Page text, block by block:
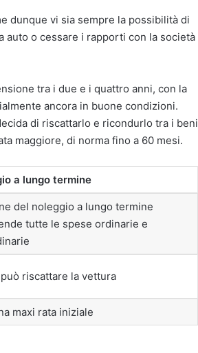
dunque vi sia sempre la possibilità di
auto o cessare i rapporti con la società
tra i due e i quattro anni, con la
ancora in buone condizioni.
di riscattarlo e ricondurlo tra i beni
maggiore, di norma fino a 60 mesi.
a lungo termine
del noleggio a lungo termine
tutte le spese ordinarie e
riscattare la vettura
maxi rata iniziale